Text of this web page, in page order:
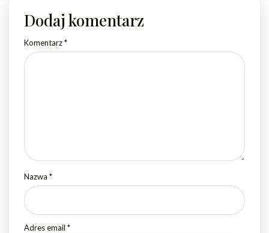
Dodaj komentarz
Komentarz*
Nazwa *
Adres email *